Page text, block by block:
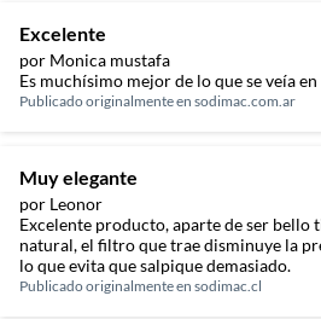
Excelente
por Monica mustafa
Es muchísimo mejor de lo que se veía
Publicado originalmente en sodimac.com.ar
Muy elegante
por Leonor
Excelente producto, aparte de ser bello
natural, el filtro que trae disminuye la
lo que evita que salpique demasiado.
Publicado originalmente en sodimac.cl